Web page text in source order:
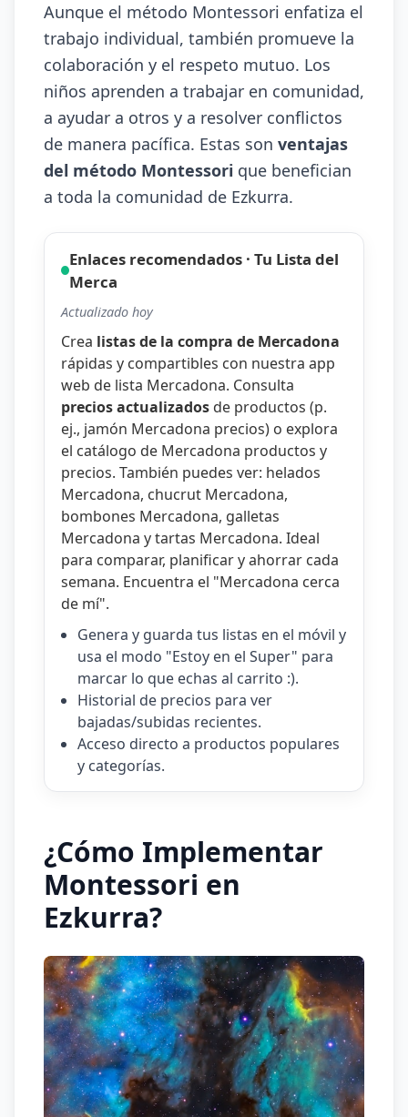
Aunque el método Montessori enfatiza el
trabajo individual, también promueve la
colaboración y el respeto mutuo. Los
niños aprenden a trabajar en comunidad,
a ayudar a otros y a resolver conflictos
de manera pacífica. Estas son ventajas
del método Montessori que benefician
a toda la comunidad de Ezkurra.
Enlaces recomendados · Tu Lista del
Merca
Actualizado hoy
Crea listas de la compra de Mercadona
rápidas y compartibles con nuestra app
web de lista Mercadona. Consulta
precios actualizados de productos (p.
ej., jamón Mercadona precios) o explora
el catálogo de Mercadona productos y
precios. También puedes ver: helados
Mercadona, chucrut Mercadona,
bombones Mercadona, galletas
Mercadona ytartas Mercadona. Ideal
para comparar, planificar y ahorrar cada
semana. Encuentra el "Mercadona cerca
de mí".
Genera y guarda tus listas en el móvil y
usa el modo "Estoy en el Super" para
marcar lo que echas al carrito :).
Historial de precios para ver
bajadas/subidas recientes.
Acceso directo a productos populares
y categorías.
¿Cómo Implementar
Montessori en
Ezkurra?